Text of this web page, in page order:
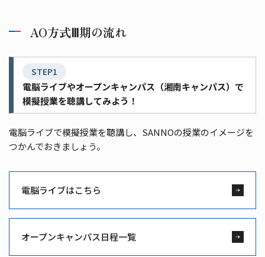
AO方式Ⅲ期の流れ
STEP1
電脳ライブやオープンキャンパス（湘南キャンパス）で
模擬授業を聴講してみよう！
電脳ライブで模擬授業を聴講し、SANNOの授業のイメージを
つかんでおきましょう。
電脳ライブはこちら
オープンキャンパス日程一覧